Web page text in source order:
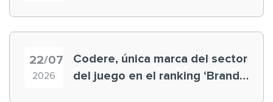
22/07
2026
Codere, única marca del sector
del juego en el ranking ‘Brand